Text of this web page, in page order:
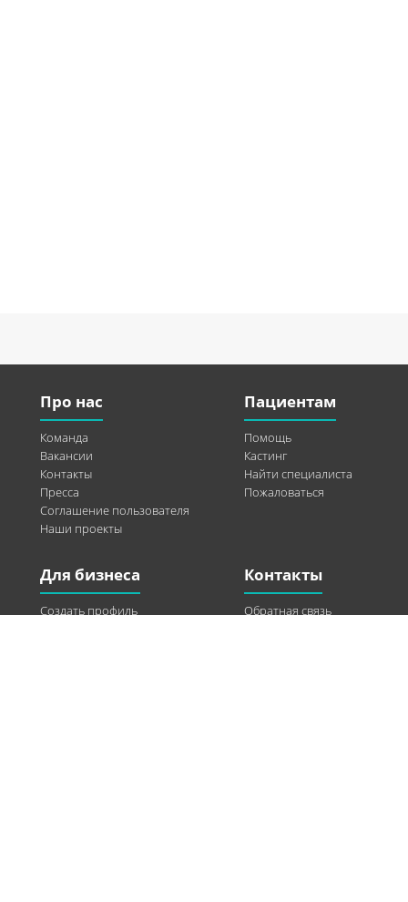
Про нас
Команда
Вакансии
Контакты
Пресса
Соглашение пользователя
Наши проекты
Пациентам
Помощь
Кастинг
Найти специалиста
Пожаловаться
Для бизнеса
Создать профиль
Контакты
Обратная связь